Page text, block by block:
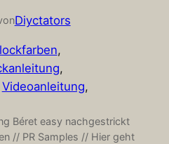
Diyctators
Videoanleitung
Béret easy nachgestrickt
// PR Samples // Hier geht